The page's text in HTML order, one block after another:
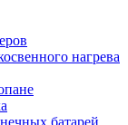
нагрева
батарей